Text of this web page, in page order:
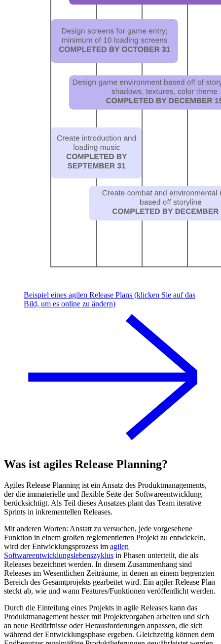
Beispiel eines agilen Release Plans (klicken Sie auf das
Bild, um es online zu ändern)
Was ist agiles Release Planning?
Agiles Release Planning ist ein Ansatz des Produktmanagements,
der die immaterielle und flexible Seite der Softwareentwicklung
berücksichtigt. Als Teil dieses Ansatzes plant das Team iterative
Sprints in inkrementellen Releases.
Mit anderen Worten: Anstatt zu versuchen, jede vorgesehene
Funktion in einem großen reglementierten Projekt zu entwickeln,
wird der Entwicklungsprozess im agilen
Softwareentwicklungslebenszyklus in Phasen unterteilt, die als
Releases bezeichnet werden. In diesem Zusammenhang sind
Releases im Wesentlichen Zeiträume, in denen an einem begrenzten
Bereich des Gesamtprojekts gearbeitet wird. Ein agiler Release Plan
steckt ab, wie und wann Features/Funktionen veröffentlicht werden.
Durch die Einteilung eines Projekts in agile Releases kann das
Produktmanagement besser mit Projektvorgaben arbeiten und sich
an neue Bedürfnisse oder Herausforderungen anpassen, die sich
während der Entwicklungsphase ergeben. Gleichzeitig können dem